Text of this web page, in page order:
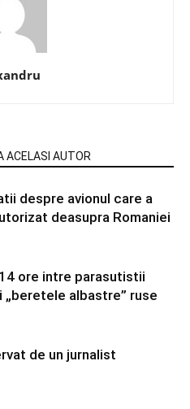
ACELASI AUTOR
despre avionul care a
deasupra Romaniei
ore intre parasutistii
„beretele albastre” ruse
de un jurnalist